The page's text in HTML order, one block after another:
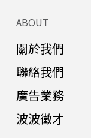
ABOUT
關於我們
聯絡我們
廣告業務
波波徵才